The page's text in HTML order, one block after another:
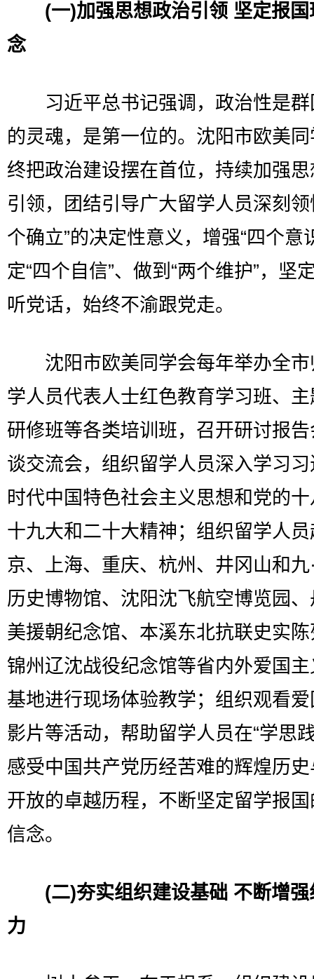
(一)加强思想政治引领 坚定报
念
习近平总书记强调，政治性是群
的灵魂，是第一位的。沈阳市欧美
终把政治建设摆在首位，持续加强
引领，团结引导广大留学人员深刻领
个确立”的决定性意义，增强“四个意
定“四个自信”、做到“两个维护”，坚
听党话，始终不渝跟党走。
沈阳市欧美同学会每年举办全市
学人员代表人士红色教育学习班、
研修班等各类培训班，召开研讨报
谈交流会，组织留学人员深入学习
时代中国特色社会主义思想和党的
十九大和二十大精神；组织留学人
京、上海、重庆、杭州、井冈山和九
历史博物馆、沈阳沈飞航空博览园
美援朝纪念馆、本溪东北抗联史实
锦州辽沈战役纪念馆等省内外爱国
基地进行现场体验教学；组织观看
影片等活动，帮助留学人员在“学思
感受中国共产党历经苦难的辉煌历
开放的卓越历程，不断坚定留学报
信念。
(二)夯实组织建设基础 不断增
力